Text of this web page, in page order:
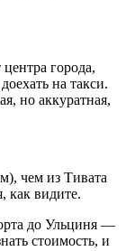
города,
на такси.
но аккуратная,
чем из Тивата
как видите.
до Ульциня —
стоимость, и